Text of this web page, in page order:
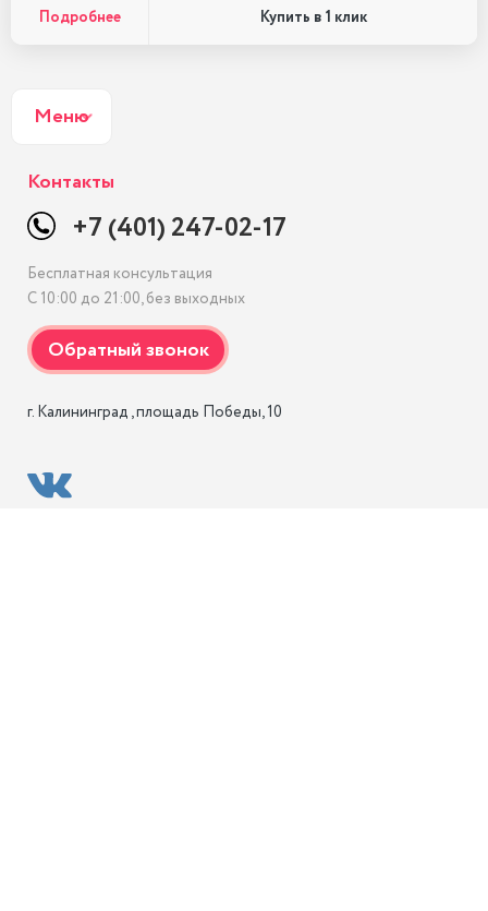
Подробнее Купить в 1 клик
Меню
Контакты
+7 (401) 247-02-17
Бесплатная консультация
С 10:00 до 21:00, без выходных
г. Калининград , площадь Победы, 10